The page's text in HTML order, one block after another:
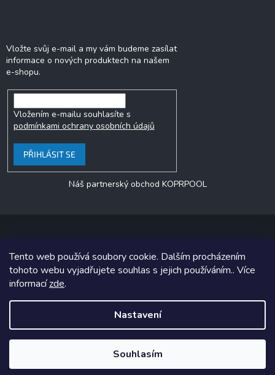
Tento web používá soubory cookie. Dalším procházením
tohoto webu vyjadřujete souhlas s jejich používáním.. Více
informacízde.
Nastavení
Souhlasím
Vložte svůj e-mail a my vám budeme zasílat
informace o nových produktech na našem
e-shopu.
Vložením e-mailu souhlasíte s
podmínkami ochrany osobních údajů
PŘIHLÁSIT SE
Náš partnerský obchod KOPRPOOL
Copyright 2026jezero.cz. Všechna práva vyhrazena.
Grafický návrh vytvořil a na Shoptet implementoval
Shoptetak.cz.